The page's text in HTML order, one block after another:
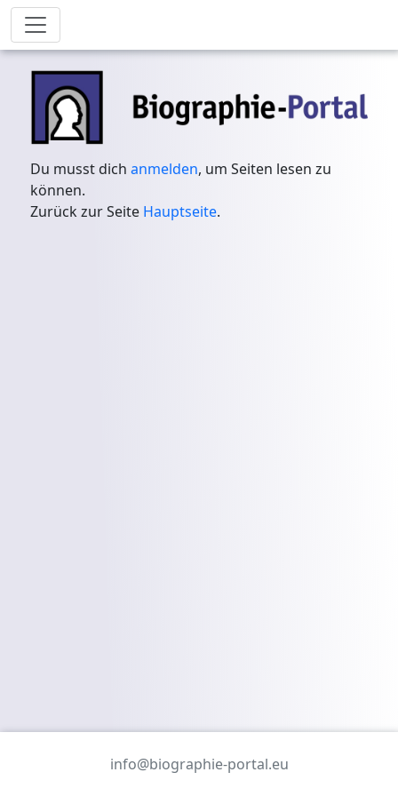
Du musst dichanmelden, um Seiten lesen zu
können.
Zurück zur Seite Hauptseite.
info@biographie-portal.eu